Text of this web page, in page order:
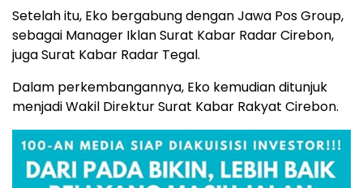
Setelah itu, Eko bergabung dengan Jawa Pos Group,
sebagai Manager Iklan Surat Kabar Radar Cirebon,
juga Surat Kabar Radar Tegal.
Dalam perkembangannya, Eko kemudian ditunjuk
menjadi Wakil Direktur Surat Kabar Rakyat Cirebon.